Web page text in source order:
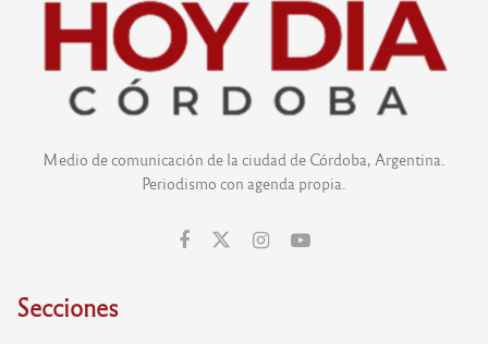
Medio de comunicación de la ciudad de Córdoba, Argentina.
Periodismo con agenda propia.
Secciones